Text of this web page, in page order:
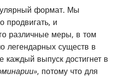
формат. Мы
продвигать, и
различные меры, в том
легендарных существ в
каждый выпуск достигнет в
, потому что для